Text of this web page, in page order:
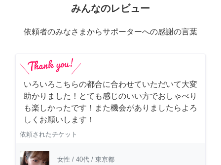
みんなのレビュー
依頼者のみなさまからサポーターへの感謝の言葉
いろいろこちらの都合に合わせていただいて大変
助かりました！とても感じのいい方でおしゃべり
も楽しかったです！また機会がありましたらよろ
しくお願いします！
依頼されたチケット
女性 / 40代 / 東京都